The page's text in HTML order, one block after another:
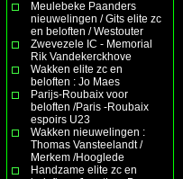
Meulebeke Paanders
nieuwelingen / Gits elite zc
en beloften / Westouter
Zwevezele IC - Memorial
Rik Vandekerckhove
Wakken elite zc en
beloften : Jo Maes
Parijs-Roubaix voor
beloften /Paris -Roubaix
espoirs U23
Wakken nieuwelingen :
Thomas Vansteelandt /
Merkem /Hooglede
Handzame elite zc en